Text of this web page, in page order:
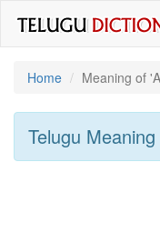
Home
Meaning of
Telugu